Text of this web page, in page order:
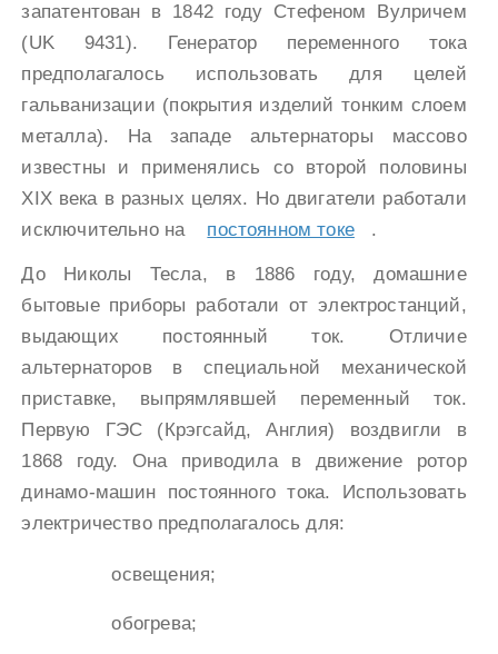
запатентован в 1842 году Стефеном Вулричем
(UK 9431). Генератор переменного тока
предполагалось использовать для целей
гальванизации (покрытия изделий тонким слоем
металла). На западе альтернаторы массово
известны и применялись со второй половины
XIX века в разных целях. Но двигатели работали
исключительно на
постоянном токе .
До Николы Тесла, в 1886 году, домашние
бытовые приборы работали от электростанций,
выдающих постоянный ток. Отличие
альтернаторов в специальной механической
приставке, выпрямлявшей переменный ток.
Первую ГЭС (Крэгсайд, Англия) воздвигли в
1868 году. Она приводила в движение ротор
динамо-машин постоянного тока. Использовать
электричество предполагалось для:
освещения;
обогрева;